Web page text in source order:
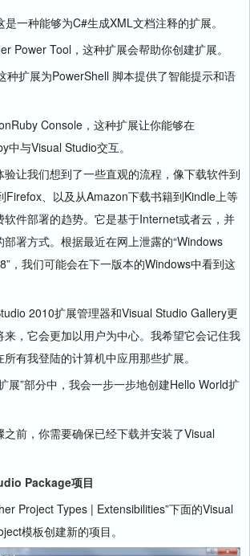
一种能够为C#生成XML文档注释的扩展。
Tool，这种扩展会帮助你创建扩展。
扩展为PowerShell 脚本提供了智能提示和语
Console，这种扩展让你能够在
中与Visual Studio交互。
让我们想到了一些直观的流程，像下载软件到
Firefox、以及从Amazon下载书籍到Kindle上等
软件部署的趋势。它是基于Internet或者云，并
部署方式。根据最近在网上泄露的“Windows
，我们可能会在下一版本的Windows中看到这
2010扩展管理器和Visual Studio Gallery更
来，它会更加以用户为中心。我希望它会记住我
有我登陆的计算机中应用那些扩展。
”部分中，我会一步一步地创建Hello World扩
前，你需要确保已经下载并安装了Visual
Package项目
Project Types | Extensibilities”下面的Visual
模板创建新的项目。